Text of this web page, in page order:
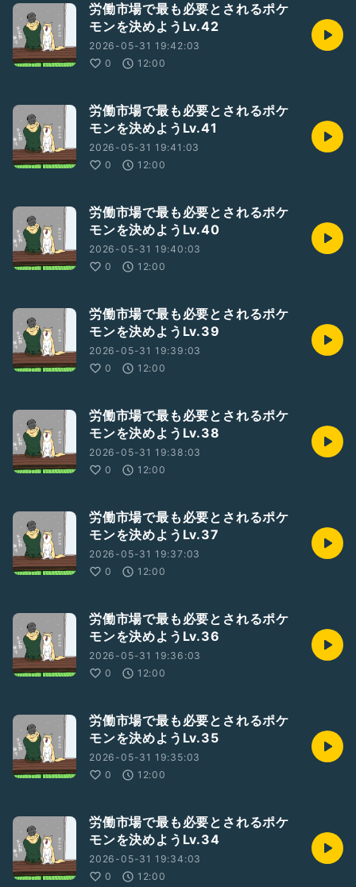
労働市場で最も必要とされるポケ
モンを決めようLv.42
2026-05-31 19:42:03
0
12:00
労働市場で最も必要とされるポケ
モンを決めようLv.41
2026-05-31 19:41:03
0
12:00
労働市場で最も必要とされるポケ
モンを決めようLv.40
2026-05-31 19:40:03
0
12:00
労働市場で最も必要とされるポケ
モンを決めようLv.39
2026-05-31 19:39:03
0
12:00
労働市場で最も必要とされるポケ
モンを決めようLv.38
2026-05-31 19:38:03
0
12:00
労働市場で最も必要とされるポケ
モンを決めようLv.37
2026-05-31 19:37:03
0
12:00
労働市場で最も必要とされるポケ
モンを決めようLv.36
2026-05-31 19:36:03
0
12:00
労働市場で最も必要とされるポケ
モンを決めようLv.35
2026-05-31 19:35:03
0
12:00
労働市場で最も必要とされるポケ
モンを決めようLv.34
2026-05-31 19:34:03
0
12:00